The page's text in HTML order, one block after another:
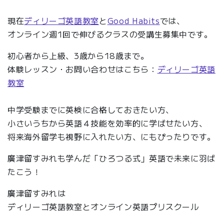
現在ディリーゴ英語教室とGood Habitsでは、
オンライン週1回で伸びるクラスの受講生募集中です。
初心者から上級、3歳から18歳まで。
体験レッスン・お問い合わせはこちら： ディリーゴ英語
教室
中学受験までに英検に合格しておきたい方、
小さいうちから英語４技能を効率的に学ばせたい方、
将来海外留学も視野に入れたい方、にもぴったりです。
廣津留すみれも学んだ「ひろつる式」英語で未来に羽ば
たこう！
廣津留すみれは
ディリーゴ英語教室とオンライン英語プリスクール